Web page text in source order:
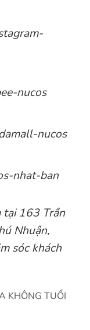
nucos
nucos
nhat-ban
tại 163 Trần
Nhuận,
sóc khách
KHÔNG TUỔI